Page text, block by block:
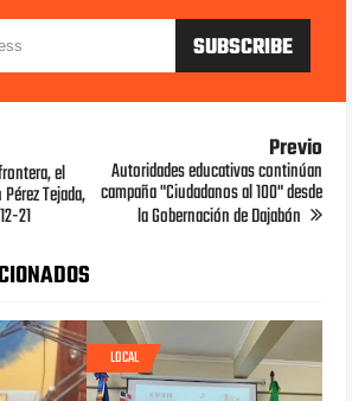
el
Tejada,
21
Previo
Autoridades educativas continúan
campaña "Ciudadanos al 100" desde
la Gobernación de Dajabón
LOCAL